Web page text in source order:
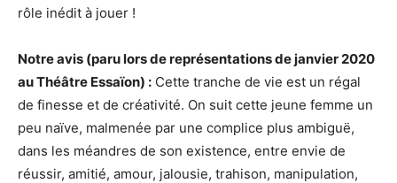
rôle inédit à jouer !
Notre avis (paru lors de représentations de janvier 2020
au Théâtre Essaïon) : Cette tranche de vie est un régal
de finesse et de créativité. On suit cette jeune femme un
peu naïve, malmenée par une complice plus ambiguë,
dans les méandres de son existence, entre envie de
réussir, amitié, amour, jalousie, trahison, manipulation,